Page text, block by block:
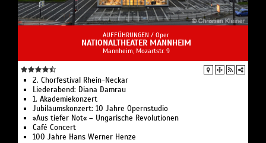
AUFFÜHRUNGEN / Oper
NATIONALTHEATER MANNHEIM
Mannheim, Mozartstr. 9
2. Chorfestival Rhein-Neckar
Liederabend: Diana Damrau
1. Akademie­konzert
Jubiläumskonzert: 10 Jahre Opernstudio
»Aus tiefer Not« – Ungarische Revolutionen
Café Concert
100 Jahre Hans Werner Henze